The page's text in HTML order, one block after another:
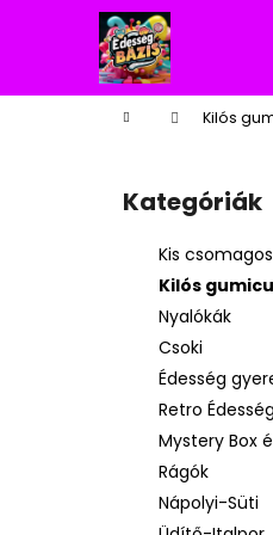
tartalomhoz
KezdőlapKilós
Kategóriák
átugrása
Kategóriák
Kis
Kilós
Nyalókák
Csoki
Édesség
Retro
Mystery Box
Rágók
Nápolyi-Süti
á
Vissza
a boltba
Vissza
a boltba